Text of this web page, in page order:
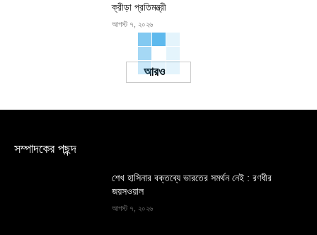
ক্রীড়া প্রতিমন্ত্রী
আগস্ট ৭, ২০২৬
Load more
সম্পাদকের পছন্দ
শেখ হাসিনার বক্তব্যে ভারতের সমর্থন নেই : রণধীর
জয়সওয়াল
আগস্ট ৭, ২০২৬